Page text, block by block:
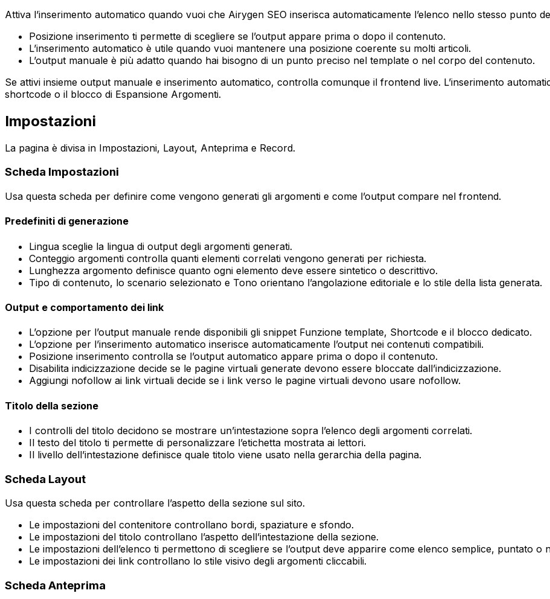
Attiva l’inserimento automatico quando vuoi che Airygen SEO inserisca automaticamente l’elenco nello stesso punto
Posizione inserimento ti permette di scegliere se l’output appare prima o dopo il contenuto.
L’inserimento automatico è utile quando vuoi mantenere una posizione coerente su molti articoli.
L’output manuale è più adatto quando hai bisogno di un punto preciso nel template o nel corpo del contenuto.
Se attivi insieme output manuale e inserimento automatico, controlla comunque il frontend live. L’inserimento
shortcode o il blocco di Espansione Argomenti.
Impostazioni
La pagina è divisa in Impostazioni, Layout, Anteprima e Record.
Scheda Impostazioni
Usa questa scheda per definire come vengono generati gli argomenti e come l’output compare nel frontend.
Predefiniti di generazione
Lingua sceglie la lingua di output degli argomenti generati.
Conteggio argomenti controlla quanti elementi correlati vengono generati per richiesta.
Lunghezza argomento definisce quanto ogni elemento deve essere sintetico o descrittivo.
Tipo di contenuto, lo scenario selezionato e Tono orientano l’angolazione editoriale e lo stile della lista generata.
Output e comportamento dei link
L’opzione per l’output manuale rende disponibili gli snippet Funzione template, Shortcode e il blocco dedicato.
L’opzione per l’inserimento automatico inserisce automaticamente l’output nei contenuti compatibili.
Posizione inserimento controlla se l’output automatico appare prima o dopo il contenuto.
Disabilita indicizzazione decide se le pagine virtuali generate devono essere bloccate dall’indicizzazione.
Aggiungi nofollow ai link virtuali decide se i link verso le pagine virtuali devono usare nofollow.
Titolo della sezione
I controlli del titolo decidono se mostrare un’intestazione sopra l’elenco degli argomenti correlati.
Il testo del titolo ti permette di personalizzare l’etichetta mostrata ai lettori.
Il livello dell’intestazione definisce quale titolo viene usato nella gerarchia della pagina.
Scheda Layout
Usa questa scheda per controllare l’aspetto della sezione sul sito.
Le impostazioni del contenitore controllano bordi, spaziature e sfondo.
Le impostazioni del titolo controllano l’aspetto dell’intestazione della sezione.
Le impostazioni dell’elenco ti permettono di scegliere se l’output deve apparire come elenco semplice, puntato o
Le impostazioni dei link controllano lo stile visivo degli argomenti cliccabili.
Scheda Anteprima